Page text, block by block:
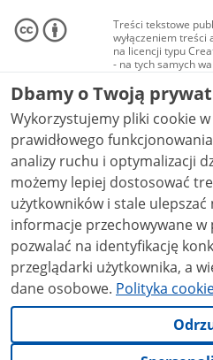
Treści tekstowe
wyłączeniem treści
na licencji typu
- na tych samych
Materiały
audio i wideo, są
Creative Commons:
niekomercyjne - bez
NC-ND 4.0), o ile
Dbamy o Twoją
Wykorzystujemy pliki cookie
prawidłowego
analizy ruchu i optymalizacji
możemy lepiej dostosować
użytkowników i stale ulepszać nasze
informacje przechowywane w
pozwalać na identyfikację
przeglądarki użytkownika, a
dane osobowe. Polityka